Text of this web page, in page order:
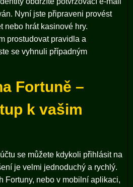
Nyní jste připraveni provést
nebo hrát kasinové hry.
prostudovat pravidla a
se vyhnuli případným
Fortuně –
k vašim
se můžete kdykoli přihlásit na
je velmi jednoduchý a rychlý.
Fortuny, nebo v mobilní aplikaci,